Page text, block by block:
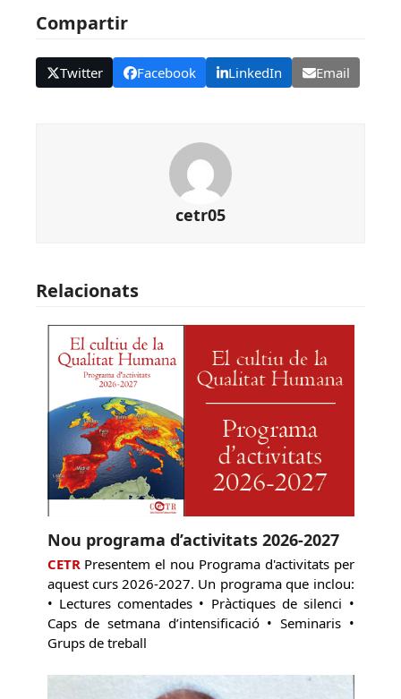
Compartir
Twitter Facebook LinkedIn Email
cetr05
Relacionats
Nou programa d’activitats 2026-2027
CETR Presentem el nou Programa d'activitats per
aquest curs 2026-2027. Un programa que inclou:
• Lectures comentades • Pràctiques de silenci •
Caps de setmana d’intensificació • Seminaris •
Grups de treball